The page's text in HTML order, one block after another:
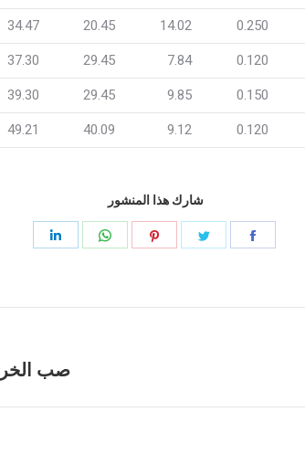
0.250
14.02
20.45
34.47
0.120
7.84
29.45
37.30
0.150
9.85
29.45
39.30
0.120
9.12
40.09
49.21
شارك هذا المنشور
مشاركه مشاركه
مشاركه مشاركه
صب